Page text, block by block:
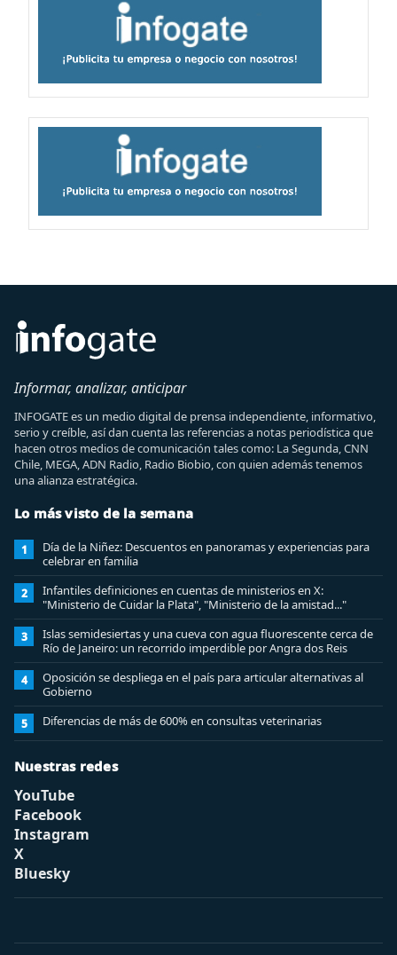
Informar, analizar, anticipar
INFOGATE es un medio digital de prensa independiente, informativo,
serio y creíble, así dan cuenta las referencias a notas periodística que
hacen otros medios de comunicación tales como: La Segunda, CNN
Chile, MEGA, ADN Radio, Radio Biobio, con quien además tenemos
una alianza estratégica.
Lo más visto de la semana
1
Día de la Niñez: Descuentos en panoramas y experiencias para
celebrar en familia
2
Infantiles definiciones en cuentas de ministerios en X:
"Ministerio de Cuidar la Plata", "Ministerio de la amistad..."
3
Islas semidesiertas y una cueva con agua fluorescente cerca de
Río de Janeiro: un recorrido imperdible por Angra dos Reis
4
Oposición se despliega en el país para articular alternativas al
Gobierno
5 Diferencias de más de 600% en consultas veterinarias
Nuestras redes
YouTube
Facebook
Instagram
X
Bluesky